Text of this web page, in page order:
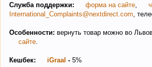
Служба поддержки: форма на сайте
International_Complaints@nextdirect.com ,
Особенности: вернуть товар можно во
сайте
Кешбек: iGraal - 5%